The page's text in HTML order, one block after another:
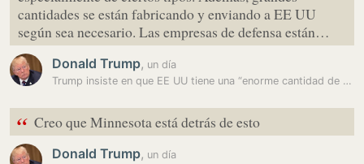
cantidades se están fabricando y enviando a EE UU
según sea necesario. Las empresas de defensa están…
Donald Trump, un día
Trump insiste en que EE UU tiene una “enorme cantidad de municiones”…
“ Creo que Minnesota está detrás de esto
Donald Trump, un día